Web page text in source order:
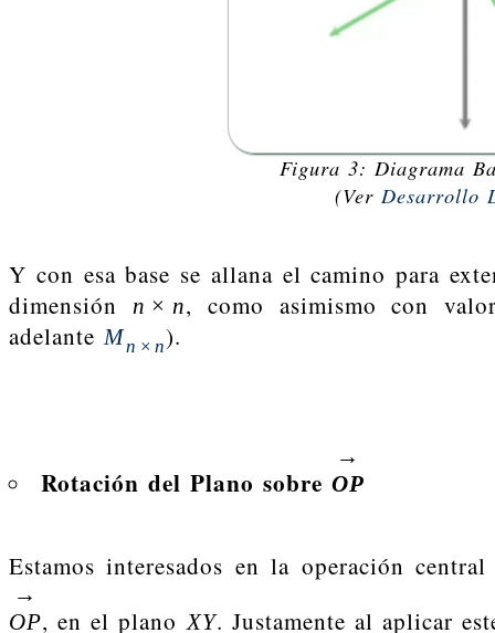
Figura 3: Diagrama
(Ver Desarrollo
Y con esa base se allana el camino para
dimensión n × n, como asimismo con
adelanteMn × n).
Rotación del Plano sobre
→
OP
Estamos interesados en la operación
→
OP, en el plano XY. Justamente al aplicar